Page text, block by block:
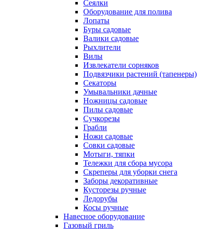
Сеялки
Оборудование для полива
Лопаты
Буры садовые
Валики садовые
Рыхлители
Вилы
Извлекатели сорняков
Подвязчики растений (тапенеры)
Секаторы
Умывальники дачные
Ножницы садовые
Пилы садовые
Сучкорезы
Грабли
Ножи садовые
Совки садовые
Мотыги, тяпки
Тележки для сбора мусора
Скреперы для уборки снега
Заборы декоративные
Кусторезы ручные
Ледорубы
Косы ручные
Навесное оборудование
Газовый гриль